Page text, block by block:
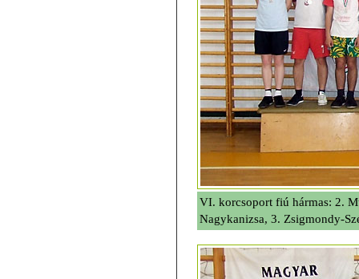
VI. korcsoport fiú hármas: 2.
Nagykanizsa, 3. Zsigmondy-